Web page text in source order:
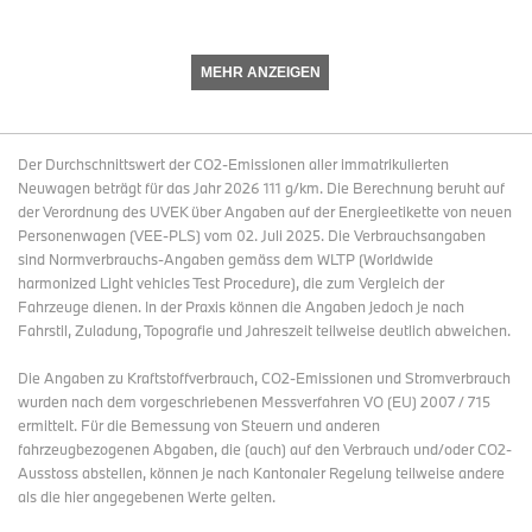
Vertriebs- und Verwaltungskosten sowie die Investitionen in
Von Januar bis Juni erzielte die BMW Group ein
Vorsteuerergebnis (EBT)von5.727 Mio. €(2024: 8.023 Mio. €/
-28,6%; imQ2: 2.614 Mio. €; Q2/ 2024: 3.861 Mio. €; -32,3%).
Die EBT-Margeim Halbjahreszeitraum betrug8,5%(2024:
10,9%; im Q2: 7,7%; Q2/ 2024: 10,5%). DerKonzernüberschuss
belief sich im ersten Halbjahr auf4.015 Mio. €(2024: 5.656
Mio. €/ -29,0%; imQ2: 1.842 Mio. €/ -31,9%).
EBIT-Marge des Automobilsegments im Jahreszielkorridor
DasSegment Automobileerzielte im ersten Halbjahr
Umsatzerlösevon58.654 Mio. €(2024: 63.009 Mio. €/ -6,9%;
währungsbereinigt -5,9%; imQ2: 29.443 Mio. €; -8,2%;
MEHR ANZEIGEN
Der Durchschnittswert der CO2-Emissionen aller immatrikulierten
Neuwagen beträgt für das Jahr 2026 111 g/km. Die Berechnung beruht auf
der Verordnung des UVEK über Angaben auf der Energieetikette von neuen
Personenwagen (VEE-PLS) vom 02. Juli 2025. Die Verbrauchsangaben
sind Normverbrauchs-Angaben gemäss dem WLTP (Worldwide
harmonized Light vehicles Test Procedure), die zum Vergleich der
Fahrzeuge dienen. In der Praxis können die Angaben jedoch je nach
Fahrstil, Zuladung, Topografie und Jahreszeit teilweise deutlich abweichen.
Die Angaben zu Kraftstoffverbrauch, CO2-Emissionen und Stromverbrauch
wurden nach dem vorgeschriebenen Messverfahren VO (EU) 2007 / 715
ermittelt. Für die Bemessung von Steuern und anderen
fahrzeugbezogenen Abgaben, die (auch) auf den Verbrauch und/oder CO2-
Ausstoss abstellen, können je nach Kantonaler Regelung teilweise andere
als die hier angegebenen Werte gelten.